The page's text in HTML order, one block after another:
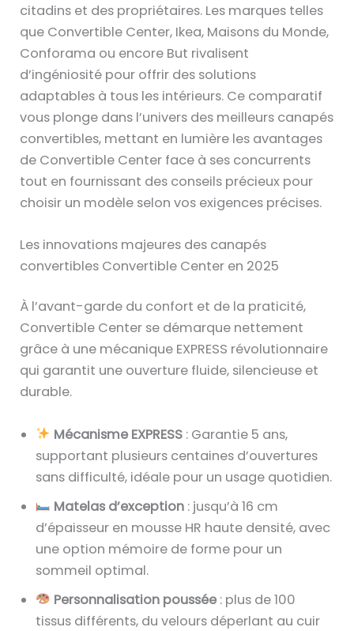
citadins et des propriétaires. Les marques telles
que Convertible Center, Ikea, Maisons du Monde,
Conforama ou encore But rivalisent
d’ingéniosité pour offrir des solutions
adaptables à tous les intérieurs. Ce comparatif
vous plonge dans l’univers des meilleurs canapés
convertibles, mettant en lumière les avantages
de Convertible Center face à ses concurrents
tout en fournissant des conseils précieux pour
choisir un modèle selon vos exigences précises.
Les innovations majeures des canapés
convertibles Convertible Center en 2025
À l’avant-garde du confort et de la praticité,
Convertible Center se démarque nettement
grâce à une mécanique EXPRESS révolutionnaire
qui garantit une ouverture fluide, silencieuse et
durable.
Mécanisme EXPRESS: Garantie 5 ans,
supportant plusieurs centaines d’ouvertures
sans difficulté, idéale pour un usage quotidien.
Matelas d’exception: jusqu’à 16 cm
d’épaisseur en mousse HR haute densité, avec
une option mémoire de forme pour un
sommeil optimal.
Personnalisation poussée: plus de 100
tissus différents, du velours déperlant au cuir